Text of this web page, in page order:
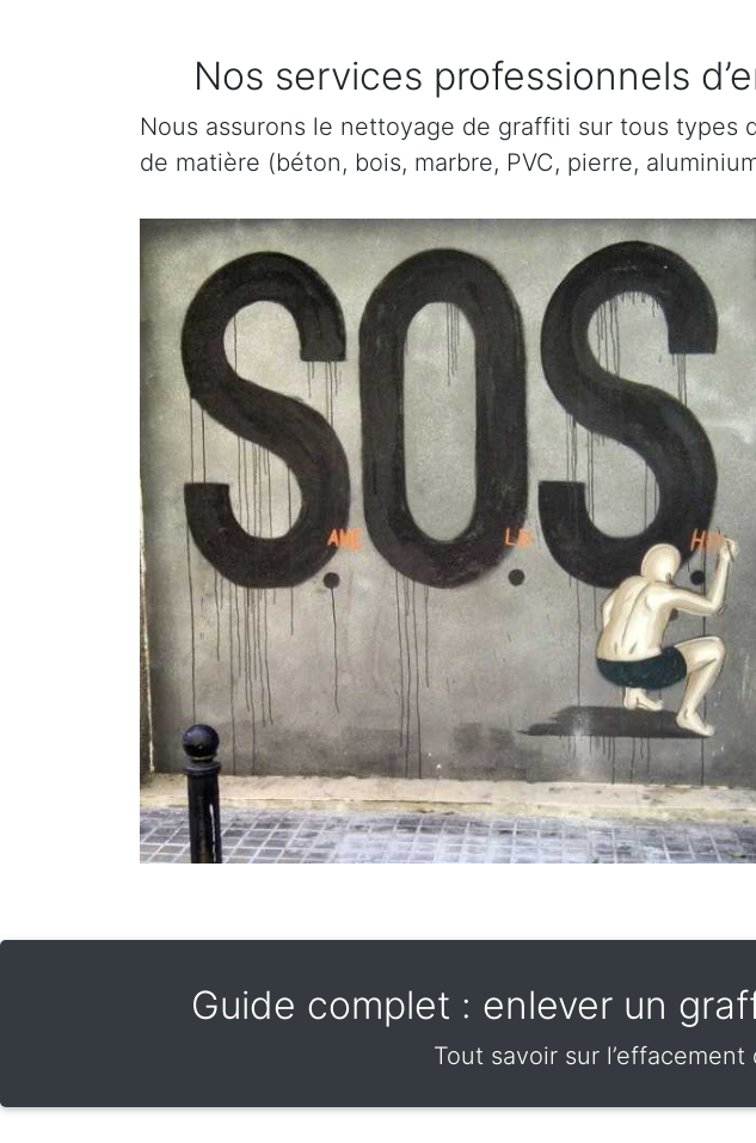
Nos services professionnels
Nous assurons le nettoyage de graffiti sur tous types
de matière (béton, bois, marbre, PVC, pierre,
Guide complet : enlever un
Tout savoir sur